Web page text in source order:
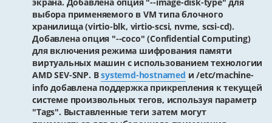
выбора применяемого в VM типа блочного
хранилища (virtio-blk, virtio-scsi, nvme, scsi-cd).
Добавлена опция "--coco" (Confidential Computing)
для включения режима шифрования памяти
виртуальных машин с использованием технологии
AMD SEV-SNP. Вsystemd-hostnamed и /etc/machine-
info добавлена поддержка прикрепления к текущей
системе произвольных тегов, используя параметр
"Tags". Выставленные теги затем могут